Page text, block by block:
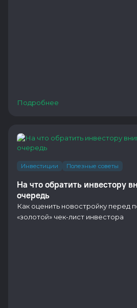
Подробнее
Инвестиции Полезные советы
На что обратить инвестору
очередь
Как оценить новостройку перед
«золотой» чек-лист инвестора